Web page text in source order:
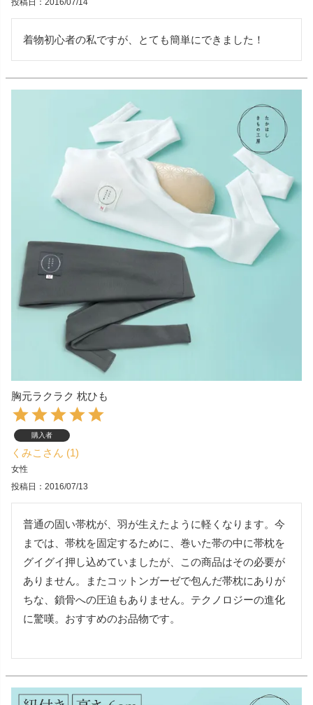
投稿日 2016/07/14
着物初心者の私ですが、とても簡単にできました！
胸元ラクラク 枕ひも
購入者
くみこ 1
女性
投稿日
2016/07/13
普通の固い帯枕が、羽が生えたように軽くなります。今
までは、帯枕を固定するために、巻いた帯の中に帯枕を
グイグイ押し込めていましたが、この商品はその必要が
ありません。またコットンガーゼで包んだ帯枕にありが
ちな、鎖骨への圧迫もありません。テクノロジーの進化
に驚嘆。おすすめのお品物です。